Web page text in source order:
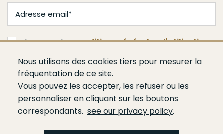
Nous utilisons des cookies tiers pour mesurer la
fréquentation de ce site.
Vous pouvez les accepter, les refuser ou les
personnaliser en cliquant sur les boutons
correspondants. see our privacy policy.
J'accepte lesconditions générales d'utilisation
Valider